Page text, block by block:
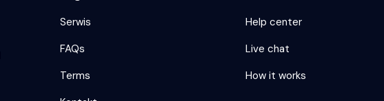
Serwis
FAQs
Terms
Help center
Live chat
How it works